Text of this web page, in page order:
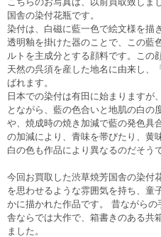
国舎の染付花瓶です。
染付は、白磁に藍一色で絵文様を描
透明釉を掛けた器のことで、この藍
ルトを主成分とする顔料です。この
天然の呉須を産した地名に由来し、
ばれます。
日本での染付は有田に始まりますが
とながら、藍の色合いと地肌の白の
や、焼成時の焼き加減で藍の発色具
の加減により、青味を帯びたり、黄
白の色も作品により異なるのだそう
今回お買取した渋草焼芳国舎の染付
を思わせるような雰囲気を持ち、童
かに描かれた作品です。 昔ながら
舎ならでは大作で、箱書きのある共
ました。